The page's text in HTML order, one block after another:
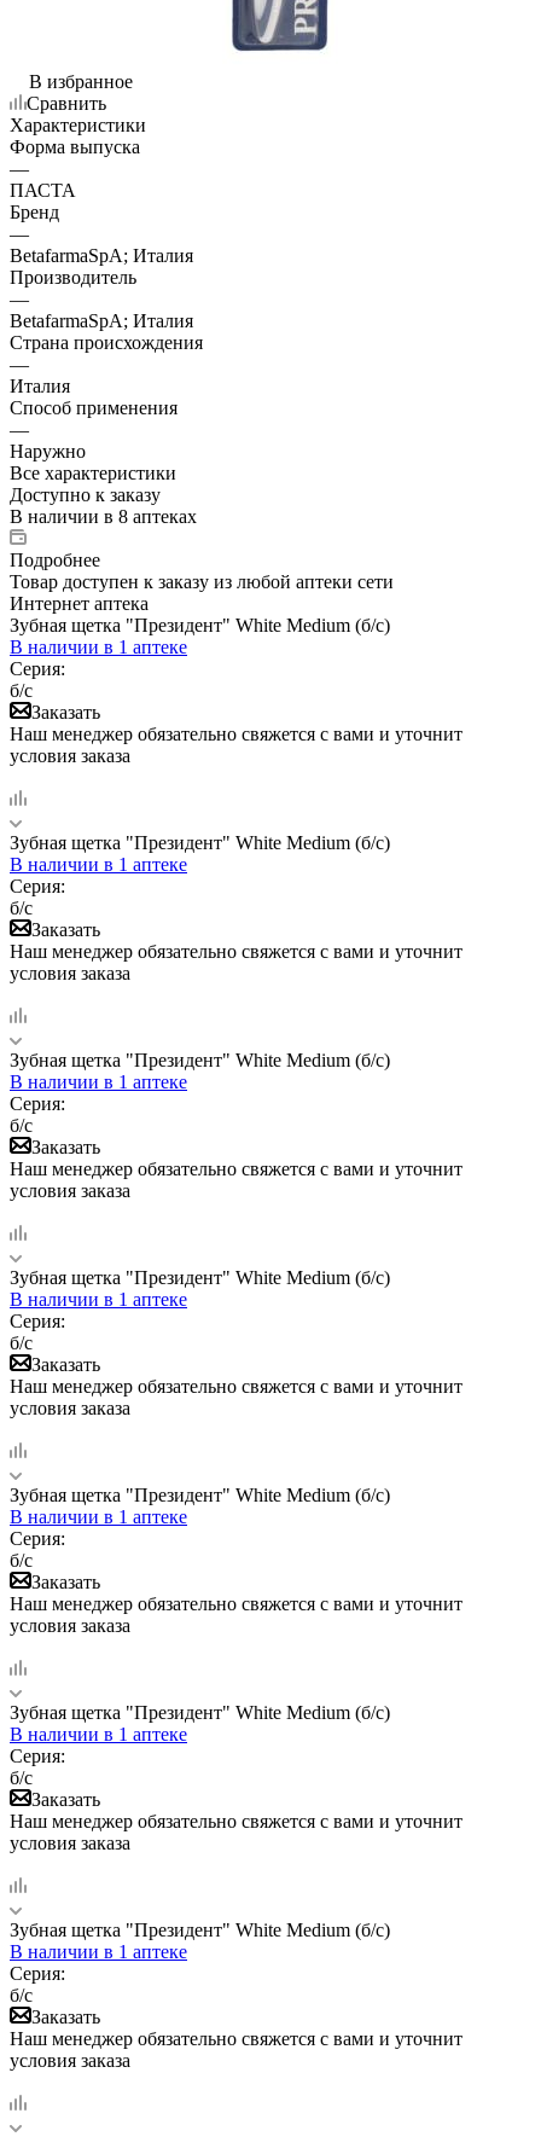
В избранное
Сравнить
Характеристики
Форма выпуска
—
ПАСТА
Бренд
—
BetafarmaSpA; Италия
Производитель
—
BetafarmaSpA; Италия
Страна происхождения
—
Италия
Способ применения
—
Наружно
Все характеристики
Доступно к заказу
В наличии в 8 аптеках
Подробнее
Товар доступен к заказу из любой аптеки сети
Интернет аптека
Зубная щетка "Президент" White Medium (б/с)
В наличии в 1 аптеке
Серия:
б/с
Заказать
Наш менеджер обязательно свяжется с вами и уточнит
условия заказа
Зубная щетка "Президент" White Medium (б/с)
В наличии в 1 аптеке
Серия:
б/с
Заказать
Наш менеджер обязательно свяжется с вами и уточнит
условия заказа
Зубная щетка "Президент" White Medium (б/с)
В наличии в 1 аптеке
Серия:
б/с
Заказать
Наш менеджер обязательно свяжется с вами и уточнит
условия заказа
Зубная щетка "Президент" White Medium (б/с)
В наличии в 1 аптеке
Серия:
б/с
Заказать
Наш менеджер обязательно свяжется с вами и уточнит
условия заказа
Зубная щетка "Президент" White Medium (б/с)
В наличии в 1 аптеке
Серия:
б/с
Заказать
Наш менеджер обязательно свяжется с вами и уточнит
условия заказа
Зубная щетка "Президент" White Medium (б/с)
В наличии в 1 аптеке
Серия:
б/с
Заказать
Наш менеджер обязательно свяжется с вами и уточнит
условия заказа
Зубная щетка "Президент" White Medium (б/с)
В наличии в 1 аптеке
Серия:
б/с
Заказать
Наш менеджер обязательно свяжется с вами и уточнит
условия заказа